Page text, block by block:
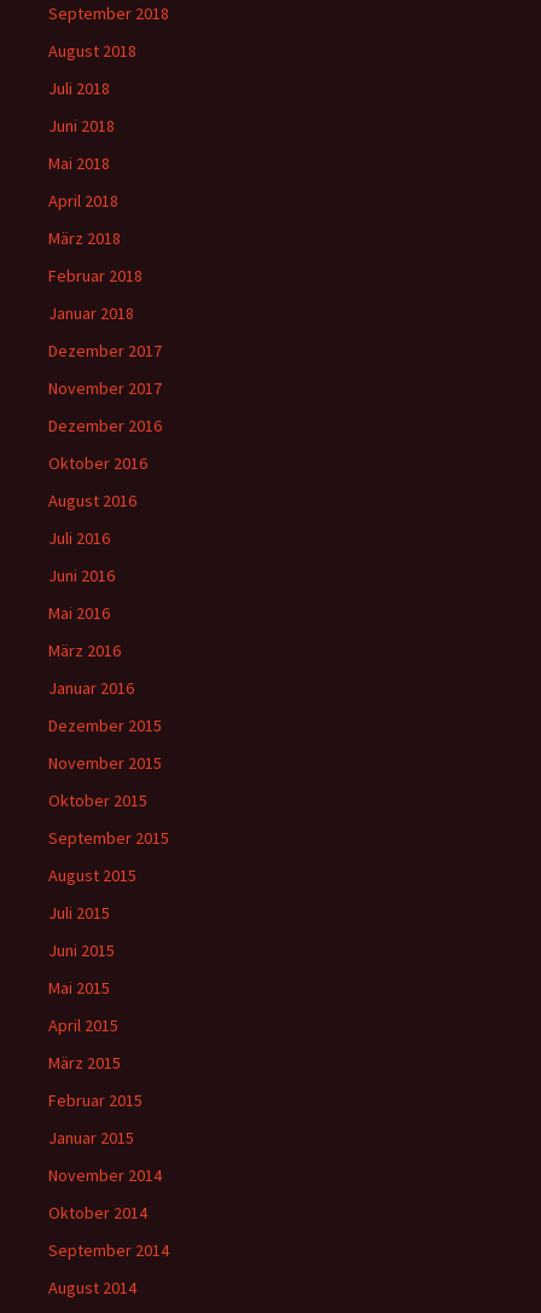
September 2018
August 2018
Juli 2018
Juni 2018
Mai 2018
April 2018
März 2018
Februar 2018
Januar 2018
Dezember 2017
November 2017
Dezember 2016
Oktober 2016
August 2016
Juli 2016
Juni 2016
Mai 2016
März 2016
Januar 2016
Dezember 2015
November 2015
Oktober 2015
September 2015
August 2015
Juli 2015
Juni 2015
Mai 2015
April 2015
März 2015
Februar 2015
Januar 2015
November 2014
Oktober 2014
September 2014
August 2014